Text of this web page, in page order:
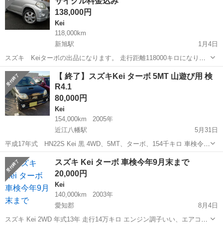
ン...
138,000円
Kei
118,000km
新旭駅
1月4日
スズキ Keiターボの出品になります。 走行距離118000キロになりま
す。 現在一時抹消中になります。 リサイクル料金込みです。 5速ミッ
ション、ターボで4WDですので雪道等でも楽に走れます。 中古車両で
すので...
滋賀 高島市 新旭駅 Kei 車両
【 終了】スズキKei ターボ 5MT 山遊び用 検
R4.1
80,000円
Kei
154,000km
2005年
近江八幡駅
5月31日
平成17年式 HN22S Kei 黒 4WD、5MT、ターボ、154千キロ 車検令和
4年1月 キーレスキー1個 オイル、オイルエレメント交換済 ボンネッ
ト、ルーフ塗装剥げあり クラッチレリーズベアリング不...
滋賀 近江八幡市 近江八幡駅 Kei ワークス
スズキ Kei ターボ 車検今年9月末まで
20,000円
Kei
140,000km
2003年
愛知郡
8月4日
スズキ Kei 2WD 年式13年 走行14万キロ エンジン調子いい、エアコン